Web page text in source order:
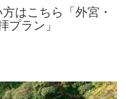
はこちら「外宮・
プラン」